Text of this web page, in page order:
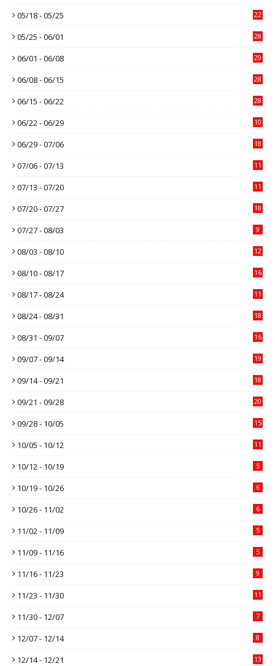
05/18 - 05/25 22
05/25 - 06/01 28
06/01 - 06/08 29
06/08 - 06/15 28
06/15 - 06/22 28
06/22 - 06/29 10
06/29 - 07/06 18
07/06 - 07/13 11
07/13 - 07/20 11
07/20 - 07/27 18
07/27 - 08/03 9
08/03 - 08/10 12
08/10 - 08/17 16
08/17 - 08/24 11
08/24 - 08/31 18
08/31 - 09/07 16
09/07 - 09/14 19
09/14 - 09/21 18
09/21 - 09/28 20
09/28 - 10/05 15
10/05 - 10/12 11
10/12 - 10/19 5
10/19 - 10/26 6
10/26 - 11/02 6
11/02 - 11/09 5
11/09 - 11/16 5
11/16 - 11/23 9
11/23 - 11/30 11
11/30 - 12/07 7
12/07 - 12/14 8
12/14 - 12/21 13